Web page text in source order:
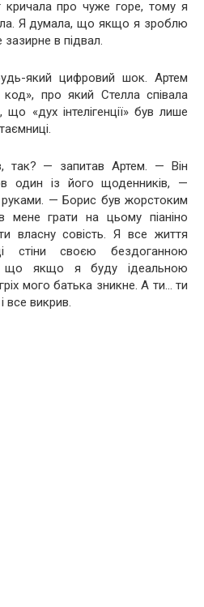
кричала про чуже горе, тому я
Я думала, що якщо я зроблю
зазирне в підвал.
який цифровий шок. Артем
про який Стелла співала
«дух інтелігенції» був лише
так? — запитав Артем. — Він
один із його щоденників, —
— Борис був жорстоким
мене грати на цьому піаніно
власну совість. Я все життя
стіни своєю бездоганною
що якщо я буду ідеальною
мого батька зникне. А ти… ти
все викрив.